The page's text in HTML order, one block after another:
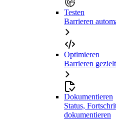
Testen
Barrieren
Optimieren
Barrieren
Dokumentieren
Status,
dokumentieren